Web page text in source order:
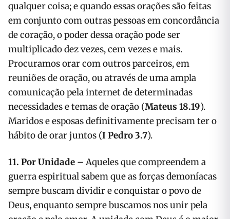
qualquer coisa; e quando essas orações são feitas
em conjunto com outras pessoas em concordância
de coração, o poder dessa oração pode ser
multiplicado dez vezes, cem vezes e mais.
Procuramos orar com outros parceiros, em
reuniões de oração, ou através de uma ampla
comunicação pela internet de determinadas
necessidades e temas de oração (Mateus 18.19).
Maridos e esposas definitivamente precisam ter o
hábito de orar juntos (I Pedro 3.7).
11. Por Unidade – Aqueles que compreendem a
guerra espiritual sabem que as forças demoníacas
sempre buscam dividir e conquistar o povo de
Deus, enquanto sempre buscamos nos unir pela